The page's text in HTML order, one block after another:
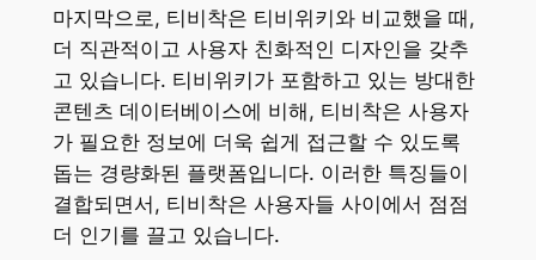
마지막으로, 티비착은 티비위키와 비교했을 때,
더 직관적이고 사용자 친화적인 디자인을 갖추
고 있습니다. 티비위키가 포함하고 있는 방대한
콘텐츠 데이터베이스에 비해, 티비착은 사용자
가 필요한 정보에 더욱 쉽게 접근할 수 있도록
돕는 경량화된 플랫폼입니다. 이러한 특징들이
결합되면서, 티비착은 사용자들 사이에서 점점
더 인기를 끌고 있습니다.